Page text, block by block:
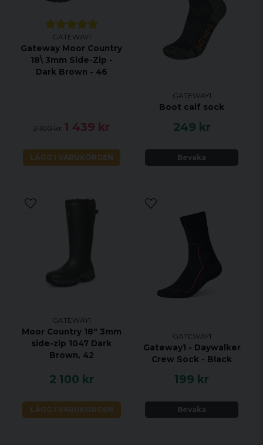
GATEWAY1
Gateway Moor Country
18\ 3mm Side-Zip -
Dark Brown - 46
2 100 kr 1 439 kr
LÄGG I VARUKORGEN
GATEWAY1
Boot calf sock
249 kr
Bevaka
GATEWAY1
Moor Country 18" 3mm
side-zip 1047 Dark
Brown, 42
2 100 kr
LÄGG I VARUKORGEN
GATEWAY1
Gateway1 - Daywalker
Crew Sock - Black
199 kr
Bevaka